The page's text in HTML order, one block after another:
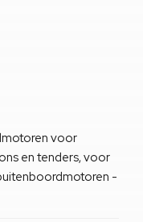
voor
en tenders, voor
-